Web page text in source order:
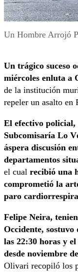
Un Hombre Arrojó
Un trágico suceso
miércoles enluta a
de la institución
repeler un asalto en
El efectivo policial,
Subcomisaría Lo
áspera discusión
departamentos
el cual recibió una
comprometió la
paro
Felipe Neira,
Occidente, sostuvo
las 22:30 horas y
desde noviembre
Olivari recopiló los